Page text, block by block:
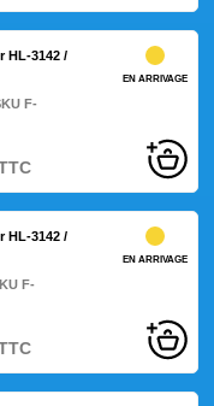
HL-3142 /
F-
EN ARRIVAGE
HL-3142 /
F-
EN ARRIVAGE